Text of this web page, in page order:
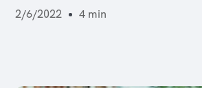
2/6/2022 4 min